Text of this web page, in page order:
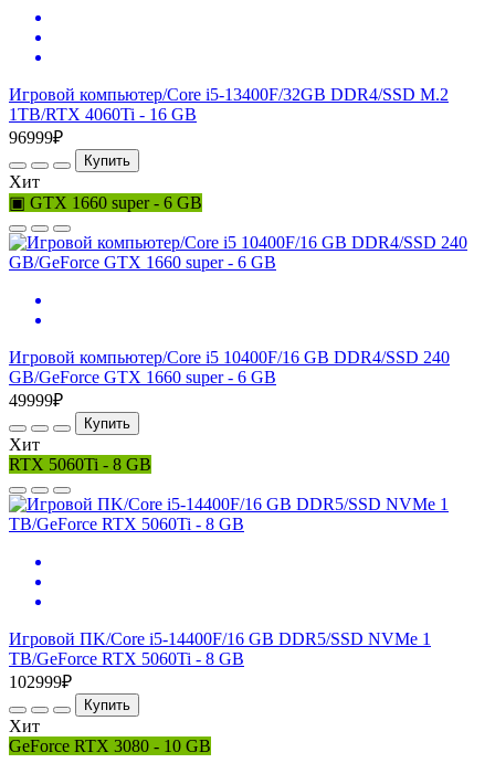
Игровой компьютер/Core i5-13400F/32GB DDR4/SSD M.2
1TB/RTX 4060Ti - 16 GB
96999₽
Купить
Хит
▣ GTX 1660 super - 6 GB
Игровой компьютер/Core i5 10400F/16 GB DDR4/SSD 240
GB/GeForce GTX 1660 super - 6 GB
49999₽
Купить
Хит
RTX 5060Ti - 8 GB
Игровой ПK/Core i5-14400F/16 GB DDR5/SSD NVMe 1
TB/GeForce RTX 5060Ti - 8 GB
102999₽
Купить
Хит
GeForce RTX 3080 - 10 GB